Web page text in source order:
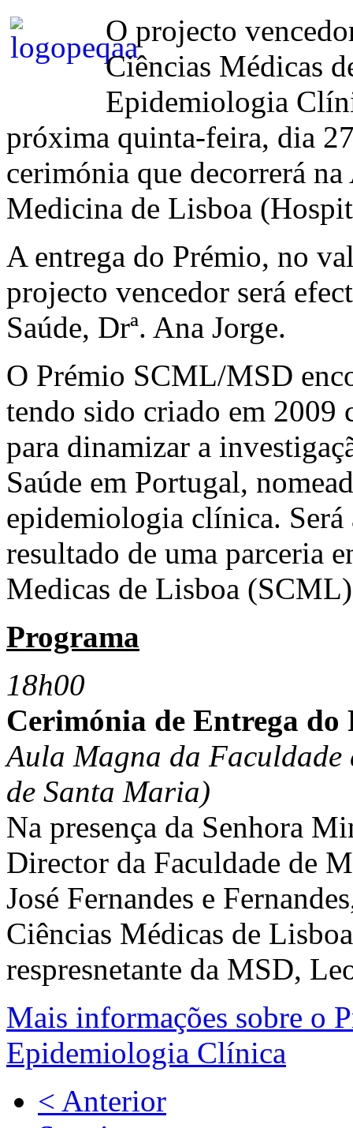
O projecto
Ciências Médicas
Epidemiologia
próxima quinta-feira, dia
cerimónia que decorrerá
Medicina de Lisboa
A entrega do Prémio, no
projecto vencedor será
Saúde, Drª. Ana Jorge.
O Prémio SCML/MSD
tendo sido criado em
para dinamizar a
Saúde em Portugal,
epidemiologia clínica.
resultado de uma parceria
Medicas de Lisboa
Programa
18h00
Cerimónia de Entrega do
Aula Magna da
de Santa Maria)
Na presença da Senhora
Director da Faculdade de
José Fernandes e
Ciências Médicas de
respresnetante da MSD,
Mais informações sobre o
Epidemiologia Clínica
< Anterior